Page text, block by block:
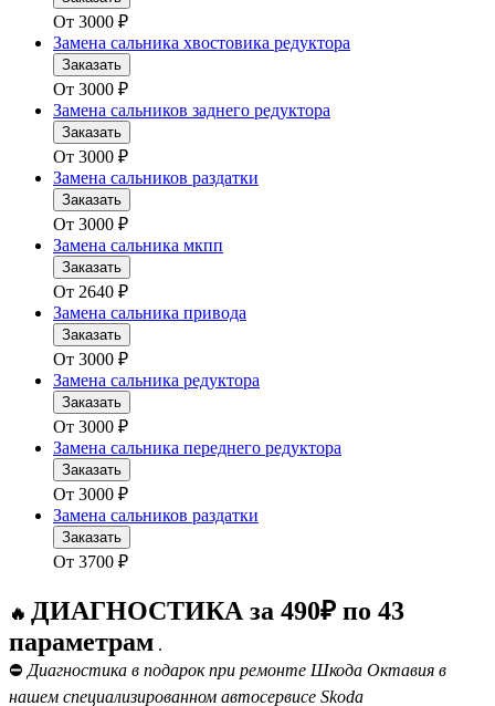
От 3000 ₽
Замена сальника хвостовика редуктора
Заказать
От 3000 ₽
Замена сальников заднего редуктора
Заказать
От 3000 ₽
Замена сальников раздатки
Заказать
От 3000 ₽
Замена сальника мкпп
Заказать
От 2640 ₽
Замена сальника привода
Заказать
От 3000 ₽
Замена сальника редуктора
Заказать
От 3000 ₽
Замена сальника переднего редуктора
Заказать
От 3000 ₽
Замена сальников раздатки
Заказать
От 3700 ₽
🔥 ДИАГНОСТИКА за 490₽ по 43
параметрам .
⛔ Диагностика в подарок при ремонте Шкода Октавия в
нашем специализированном автосервисе Skoda